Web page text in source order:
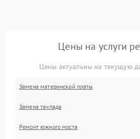
Цены на услуги
Цены актуальны на текущую
Замена материнской платы
Замена тачпада
Ремонт южного моста